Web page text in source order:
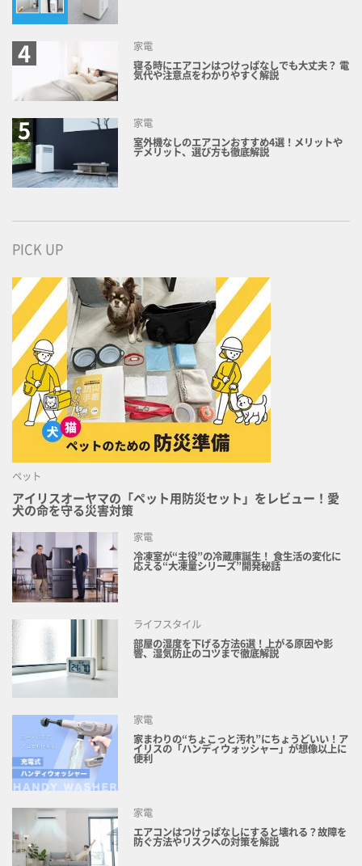
家電
寝る時にエアコンはつけっぱなしでも大丈夫？ 電
気代や注意点をわかりやすく解説
家電
室外機なしのエアコンおすすめ4選！メリットや
デメリット、選び方も徹底解説
PICK UP
ペット
アイリスオーヤマの「ペット用防災セット」をレビュー！愛
犬の命を守る災害対策
家電
冷凍室が“主役”の冷蔵庫誕生！ 食生活の変化に
応える“大凍量シリーズ”開発秘話
ライフスタイル
部屋の湿度を下げる方法6選！上がる原因や影
響、湿気防止のコツまで徹底解説
家電
家まわりの“ちょこっと汚れ”にちょうどいい！ア
イリスの「ハンディウォッシャー」が想像以上に
便利
家電
エアコンはつけっぱなしにすると壊れる？故障を
防ぐ方法やリスクへの対策を解説